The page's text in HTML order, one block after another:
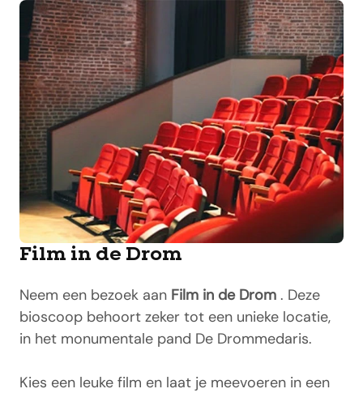
Film in de Drom
Neem een bezoek aan Film in de Drom . Deze
bioscoop behoort zeker tot een unieke locatie,
in het monumentale pand De Drommedaris.
Kies een leuke film en laat je meevoeren in een